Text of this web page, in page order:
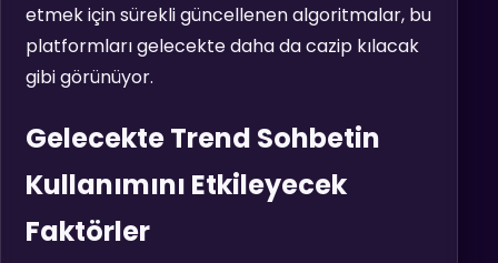
etmek için sürekli güncellenen algoritmalar, bu
platformları gelecekte daha da cazip kılacak
gibi görünüyor.
Gelecekte Trend Sohbetin
Kullanımını Etkileyecek
Faktörler